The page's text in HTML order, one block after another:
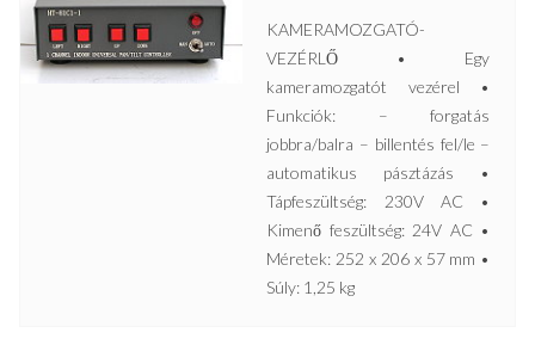
KAMERAMOZGATÓ-
VEZÉRLŐ • Egy
kameramozgatót vezérel •
Funkciók: – forgatás
jobbra/balra – billentés fel/le –
automatikus pásztázás •
Tápfeszültség: 230V AC •
Kimenő feszültség: 24V AC •
Méretek: 252 x 206 x 57 mm •
Súly: 1,25 kg